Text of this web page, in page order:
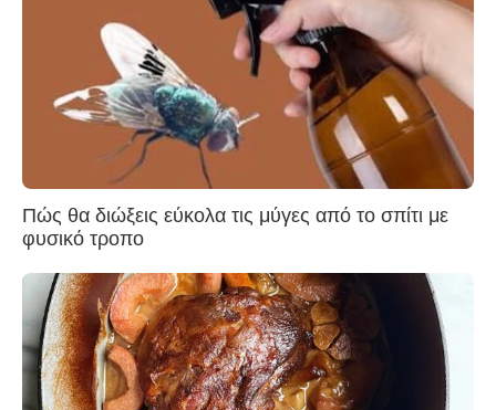
Πώς θα διώξεις εύκολα τις μύγες από το σπίτι με
φυσικό τροπο